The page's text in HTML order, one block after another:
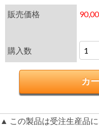
販売価格
購入数
▲ この製品は受注生産品に